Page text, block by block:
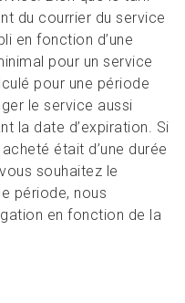
du courrier du service
en fonction d’une
pour un service
pour une période
le service aussi
la date d’expiration. Si
était d’une durée
souhaitez le
période, nous
en fonction de la